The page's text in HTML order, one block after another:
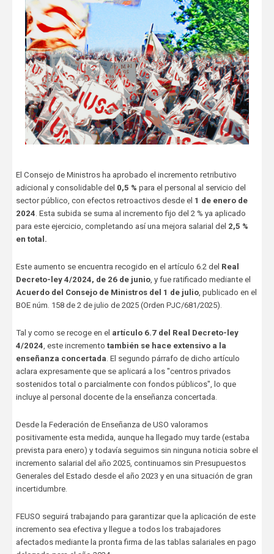
El Consejo de Ministros ha aprobado el incremento retributivo
adicional y consolidable del 0,5 % para el personal al servicio del
sector público, con efectos retroactivos desde el 1 de enero de
2024. Esta subida se suma al incremento fijo del 2 % ya aplicado
para este ejercicio, completando así una mejora salarial del 2,5 %
en total.
Este aumento se encuentra recogido en el artículo 6.2 del Real
Decreto-ley 4/2024, de 26 de junio, y fue ratificado mediante el
Acuerdo del Consejo de Ministros del 1 de julio, publicado en el
BOE núm. 158 de 2 de julio de 2025 (Orden PJC/681/2025).
Tal y como se recoge en el artículo 6.7 del Real Decreto-ley
4/2024, este incremento también se hace extensivo a la
enseñanza concertada. El segundo párrafo de dicho artículo
aclara expresamente que se aplicará a los "centros privados
sostenidos total o parcialmente con fondos públicos", lo que
incluye al personal docente de la enseñanza concertada.
Desde la Federación de Enseñanza de USO valoramos
positivamente esta medida, aunque ha llegado muy tarde (estaba
prevista para enero) y todavía seguimos sin ninguna noticia sobre el
incremento salarial del año 2025, continuamos sin Presupuestos
Generales del Estado desde el año 2023 y en una situación de gran
incertidumbre.
FEUSO seguirá trabajando para garantizar que la aplicación de este
incremento sea efectiva y llegue a todos los trabajadores
afectados mediante la pronta firma de las tablas salariales en pago